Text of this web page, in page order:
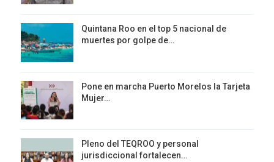
Quintana Roo en el top 5 nacional de
muertes por golpe de…
Pone en marcha Puerto Morelos la Tarjeta
Mujer…
Pleno del TEQROO y personal
jurisdiccional fortalecen…